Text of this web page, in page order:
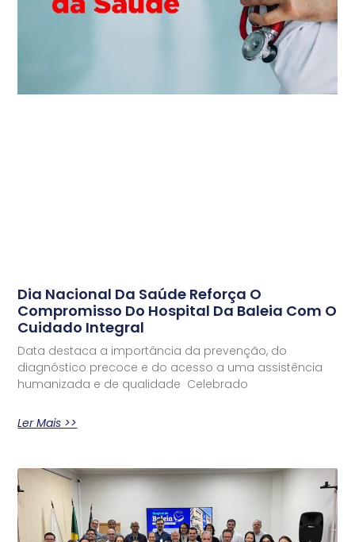
Dia Nacional Da Saúde Reforça O
Compromisso Do Hospital Da Baleia Com O
Cuidado Integral
Data destaca a importância da prevenção, do
diagnóstico precoce e do acesso a uma assistência
humanizada e de qualidade Celebrado
Ler Mais >>